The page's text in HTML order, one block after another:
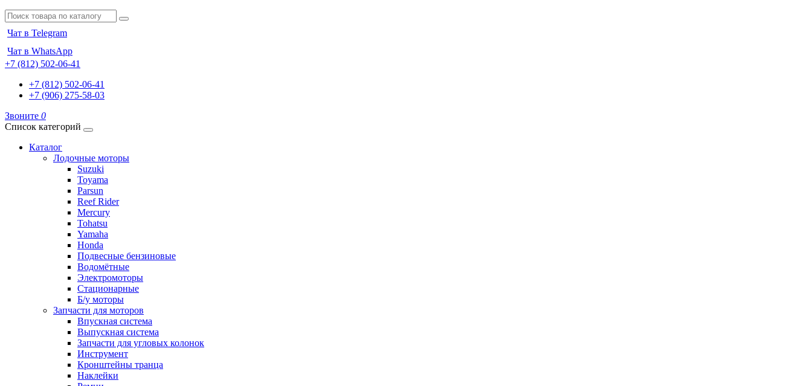
Чат в Telegram
Чат в WhatsApp
+7 (812) 502-06-41
+7 (812) 502-06-41
+7 (906) 275-58-03
Звоните 0
Список категорий
Каталог
Лодочные моторы
Suzuki
Toyama
Parsun
Reef Rider
Mercury
Tohatsu
Yamaha
Honda
Подвесные бензиновые
Водомётные
Электромоторы
Стационарные
Б/у моторы
Запчасти для моторов
Впускная система
Выпускная система
Запчасти для угловых колонок
Инструмент
Кронштейны транца
Наклейки